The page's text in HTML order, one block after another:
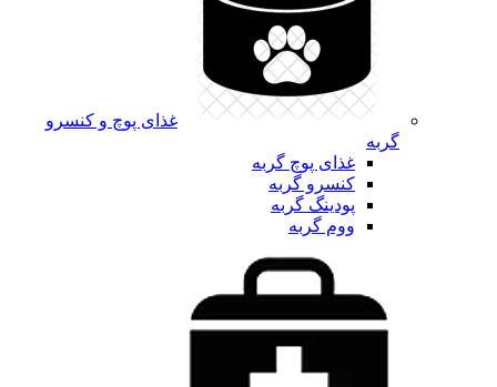
غذای پوچ و کنسرو
گربه
غذای پوچ گربه
کنسرو گربه
پودینگ گربه
ووم گربه